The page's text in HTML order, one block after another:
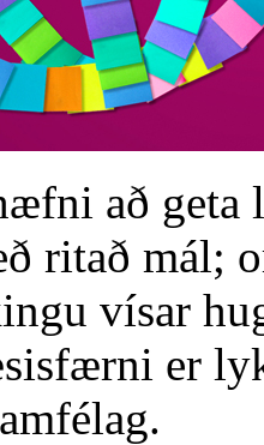
að geta
ritað mál;
vísar
er